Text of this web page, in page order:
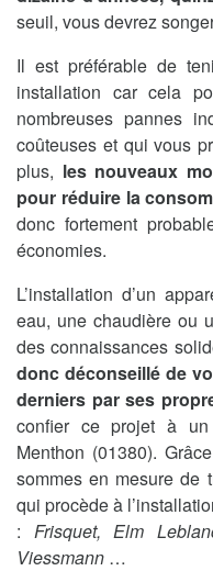
seuil, vous devrez
Il est préférable de
installation car cela
nombreuses pannes
coûteuses et qui vous
plus, les nouveaux
pour réduire la
donc fortement
économies.
L’installation d’un
eau, une chaudière ou
des connaissances
donc déconseillé de
derniers par ses
confier ce projet à un
Menthon (01380).
sommes en mesure de
qui procède à
: Frisquet, Elm
Viessmann …